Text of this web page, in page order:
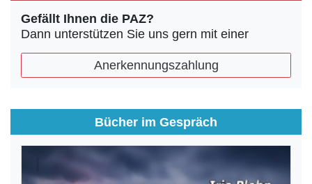
Gefällt Ihnen die PAZ?
Dann unterstützen Sie uns gern mit einer
Anerkennungszahlung
Bücher im Gespräch